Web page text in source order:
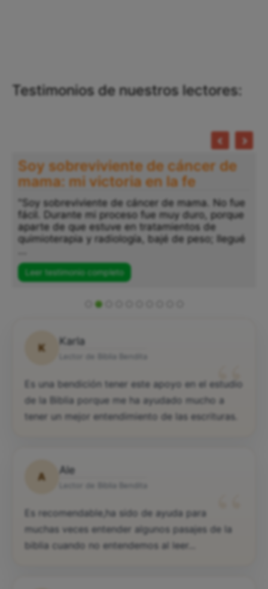
Testimonios de nuestros lectores:
Soy sobreviviente de cáncer de
mama: mi victoria en la fe
"Soy sobreviviente de cáncer de mama. No fue
fácil. Durante mi proceso fue muy duro, porque
aparte de que estuve en tratamientos de
quimioterapia y radiología, bajé de peso; llegué
Leer testimonio completo
K
Karla
“
Es una bendición tener este apoyo en el estudio
de la Biblia porque me ha ayudado mucho a
tener un mejor entendimiento de las escrituras.
A
Ale
“
Es recomendable,ha sido de ayuda para
muchas veces entender algunos pasajes de la
biblia cuando no entendemos al leer...